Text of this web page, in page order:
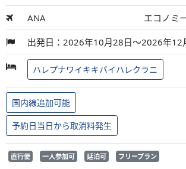
ANA エコノミ
出発日：2026年10月28日～2026年12
ハレプナワイキキバイハレクラニ
国内線追加可能
予約日当日から取消料発生
直行便 一人参加可 延泊可 フリープラン